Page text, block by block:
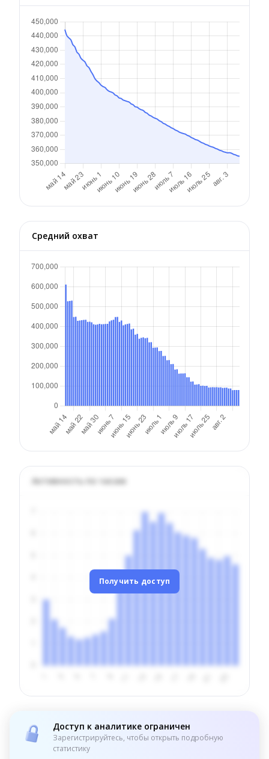
Средний охват
Активность по часам
Получить доступ
Доступ к аналитике ограничен
Зарегистрируйтесь, чтобы открыть подробную
статистику